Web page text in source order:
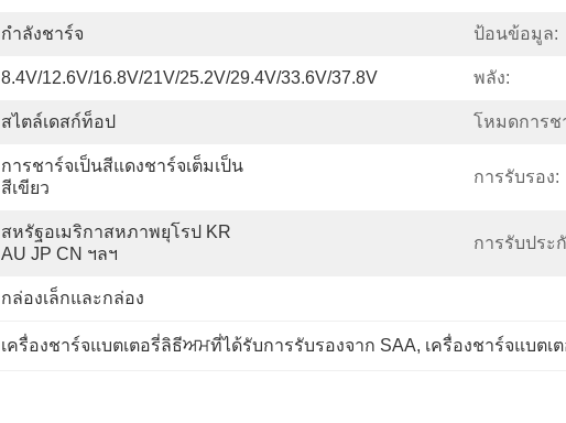
กำลังชาร์จ ป้อนข้อมูล:
8.4V/12.6V/16.8V/21V/25.2V/29.4V/33.6V/37.8V พลัง:
สไตล์เดสก์ท็อป โหมดการช
การชาร์จเป็นสีแดงชาร์จเต็มเป็น
สีเขียว
การรับรอง:
สหรัฐอเมริกาสหภาพยุโรป KR
AU JP CN ฯลฯ
การรับประ
กล่องเล็กและกล่อง
เครื่องชาร์จแบตเตอรี่ลิธีਅਮที่ได้รับการรับรองจาก SAA, เครื่องชาร์จแบตเ